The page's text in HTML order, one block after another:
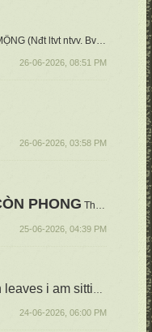
(Nđt ltvt ntvv. Bvđâ)
Âu vờn...
26-06-2026, 08:51 PM
26-06-2026, 03:58 PM
PHONG Thơ: TiCa NXH
25-06-2026, 04:39 PM
leaves i am sitting The
24-06-2026, 06:00 PM